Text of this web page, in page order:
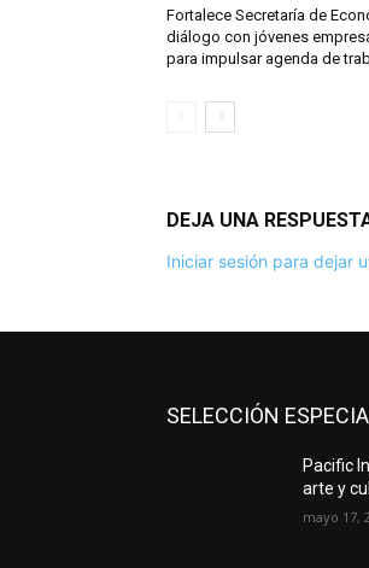
Fortalece Secretaría de
diálogo con jóvenes
para impulsar agenda de
DEJA UNA
Iniciar sesión para dejar
SELECCIÓN
Pacific
arte y
mayo 17,